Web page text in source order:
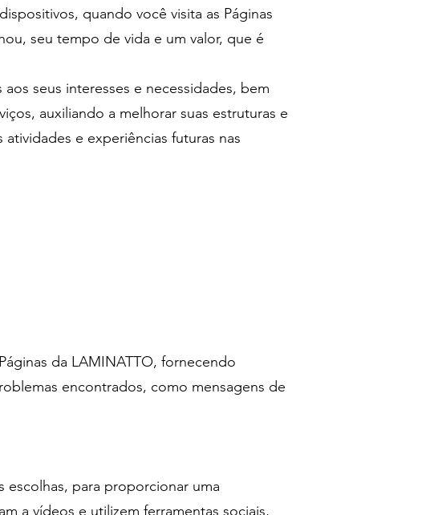
quando você visita as Páginas
seu tempo de vida e um valor, que é
seus interesses e necessidades, bem
auxiliando a melhorar suas estruturas e
e experiências futuras nas
da LAMINATTO, fornecendo
encontrados, como mensagens de
escolhas, para proporcionar uma
a vídeos e utilizem ferramentas sociais,